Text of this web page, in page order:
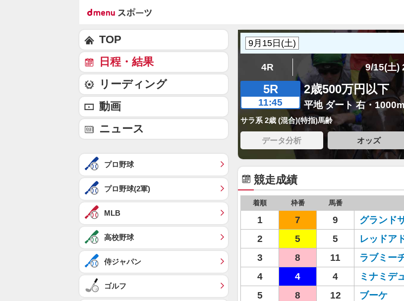
4R 9/15(土)
5R
11:45
2歳500万円以下
平地 ダート 右・
サラ系 2歳 (混合)(特指)馬齢
データ分析 オッズ
競走成績
着順 枠番 馬番
1 7 9 グランド
2
5 5 レッドア
3
8 11 ラブミー
4
4 4 ミナミデ
5
8 12 ブーケ
TOP
日程・結果
リーディング
動画
ニュース
プロ野球
プロ野球(2軍)
MLB
高校野球
侍ジャパン
ゴルフ